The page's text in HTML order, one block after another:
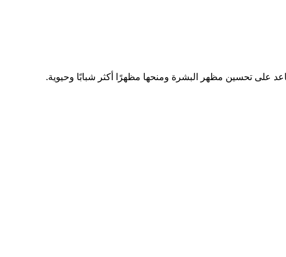
على تحسين مظهر البشرة ومنحها مظهرًا أكثر شبابًا وحيوية.